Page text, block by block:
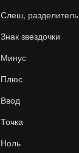
Слеш, разделитель
Знак звездочки
Минус
Плюс
Ввод
Точка
Ноль